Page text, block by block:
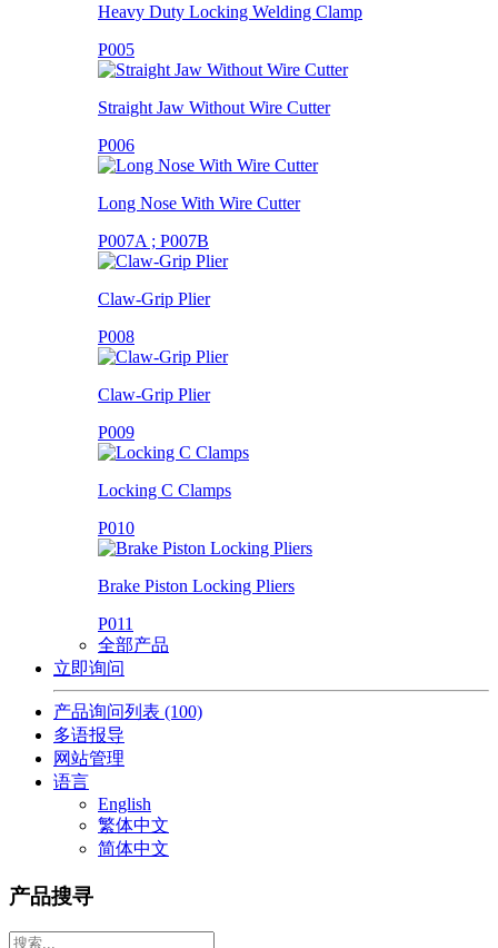
Heavy Duty Locking Welding Clamp
P005
Straight Jaw Without Wire Cutter
P006
Long Nose With Wire Cutter
P007A ; P007B
Claw-Grip Plier
P008
Claw-Grip Plier
P009
Locking C Clamps
P010
Brake Piston Locking Pliers
P011
全部产品
立即询问
产品询问列表 (100)
多语报导
网站管理
语言
English
繁体中文
简体中文
产品搜寻